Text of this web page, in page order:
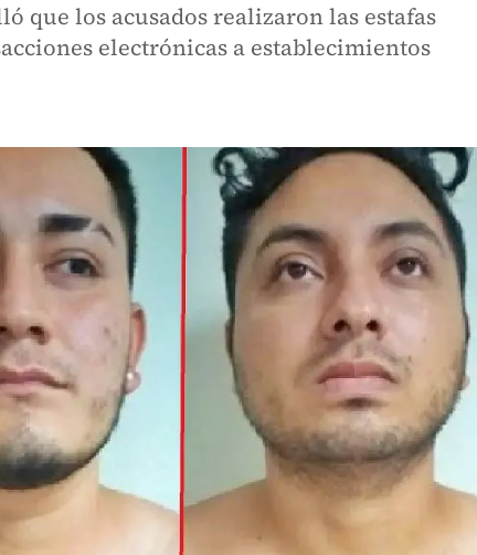
que los acusados realizaron las estafas
electrónicas a establecimientos